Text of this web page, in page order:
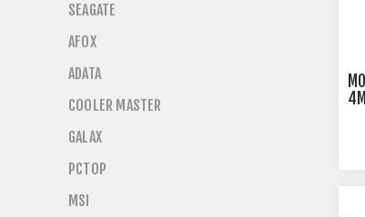
SEAGATE
AFOX
ADATA
COOLER MASTER
GALAX
PCTOP
MSI